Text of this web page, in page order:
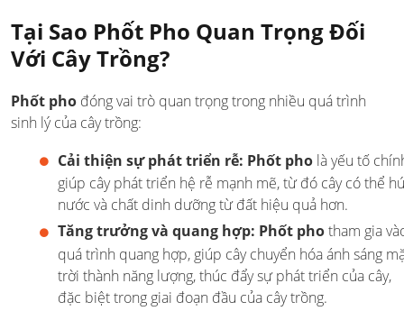
Tại Sao Phốt Pho Quan Trọng Đối
Với Cây Trồng?
Phốt pho đóng vai trò quan trọng trong nhiều quá trình
sinh lý của cây trồng:
Cải thiện sự phát triển rễ: Phốt pho là yếu tố
giúp cây phát triển hệ rễ mạnh mẽ, từ đó cây có thể
nước và chất dinh dưỡng từ đất hiệu quả hơn.
Tăng trưởng và quang hợp: Phốt photham gia
quá trình quang hợp, giúp cây chuyển hóa ánh sáng
trời thành năng lượng, thúc đẩy sự phát triển của cây,
đặc biệt trong giai đoạn đầu của cây trồng.